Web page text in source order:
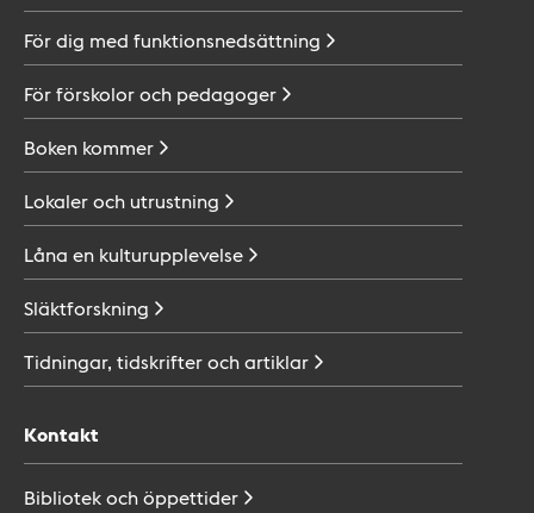
För dig med funktionsnedsättning
För förskolor och pedagoger
Boken kommer
Lokaler och utrustning
Låna en kulturupplevelse
Släktforskning
Tidningar, tidskrifter ochartiklar
Kontakt
Bibliotek ochöppettider